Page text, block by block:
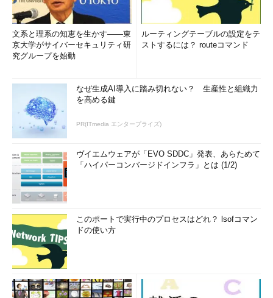
文系と理系の知恵を生かす――東
京大学がサイバーセキュリティ研
究グループを始動
ルーティングテーブルの設定をテ
ストするには？ routeコマンド
なぜ生成AI導入に踏み切れない？ 生産性と組織力
を高める鍵
PR(ITmedia エンタープライズ)
ヴイエムウェアが「EVO SDDC」発表、あらためて
「ハイパーコンバージドインフラ」とは (1/2)
このポートで実行中のプロセスはどれ？ lsofコマン
ドの使い方